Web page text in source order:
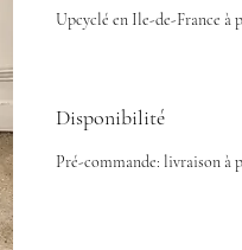
Upcyclé en Ile-de-France à
Disponibilité
Pré-commande: livraison à